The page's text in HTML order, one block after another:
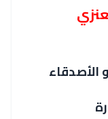
الأصدقاء